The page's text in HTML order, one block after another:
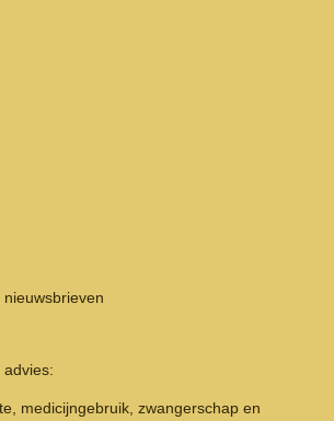
medicijngebruik, zwangerschap en